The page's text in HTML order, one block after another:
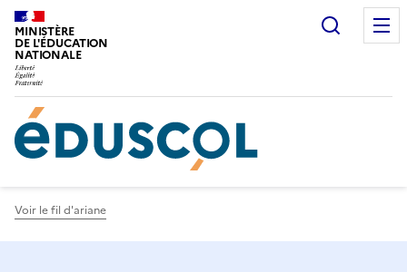
Gestion de vos préférences sur les cookies
MINISTÈRE
DE L'ÉDUCATION
NATIONALE
Voir le fil d'ariane